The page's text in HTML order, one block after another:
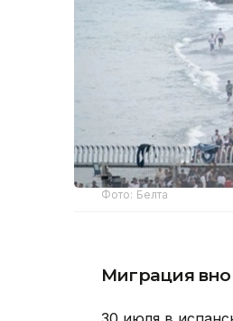
Фото: Белта
Миграция